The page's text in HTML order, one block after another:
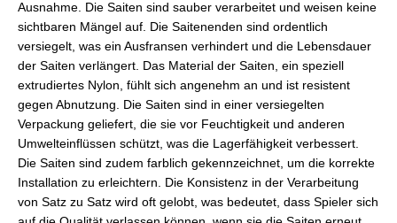
Ausnahme. Die Saiten sind sauber verarbeitet und weisen keine
sichtbaren Mängel auf. Die Saitenenden sind ordentlich
versiegelt, was ein Ausfransen verhindert und die Lebensdauer
der Saiten verlängert. Das Material der Saiten, ein speziell
extrudiertes Nylon, fühlt sich angenehm an und ist resistent
gegen Abnutzung. Die Saiten sind in einer versiegelten
Verpackung geliefert, die sie vor Feuchtigkeit und anderen
Umwelteinflüssen schützt, was die Lagerfähigkeit verbessert.
Die Saiten sind zudem farblich gekennzeichnet, um die korrekte
Installation zu erleichtern. Die Konsistenz in der Verarbeitung
von Satz zu Satz wird oft gelobt, was bedeutet, dass Spieler sich